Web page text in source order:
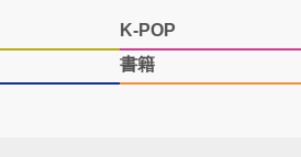
K-POP
書籍